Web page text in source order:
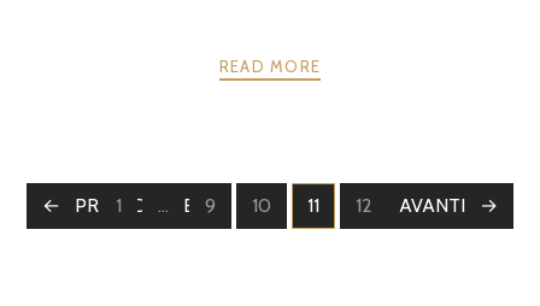
READ MORE
POSTS
NAVIGATION
PRECEDENTE
PAGINE
1 … PAGINE
9 PAGINE
10 PAGINE
11 PAGINE
12 PAGINE
13
AVANTI